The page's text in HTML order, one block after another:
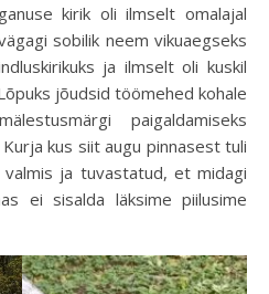
kirik oli ilmselt omalajal
sobilik neem vikuaegseks
ja ilmselt oli kuskil
jõudsid töömehed kohale
paigaldamiseks
kus siit augu pinnasest tuli
ja tuvastatud, et midagi
ei sisalda läksime piilusime